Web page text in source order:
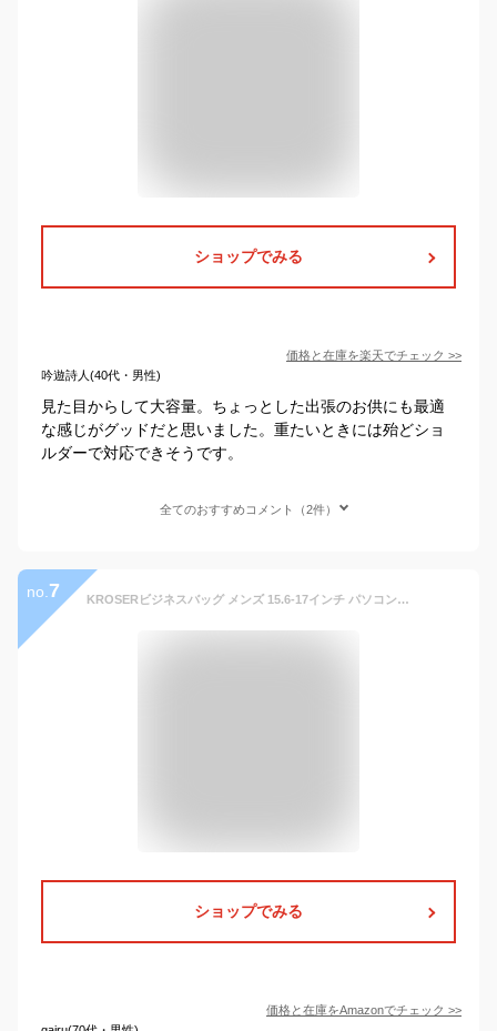
ショップでみる
価格と在庫を楽天でチェック >>
吟遊詩人(40代・男性)
見た目からして大容量。ちょっとした出張のお供にも最適
な感じがグッドだと思いました。重たいときには殆どショ
ルダーで対応できそうです。
全てのおすすめコメント（2件）
no. 7 KROSERビジネスバッグ メンズ 15.6-17インチ パソコンバッグ PCバッグ PCカバン 大容量バッグ マチ拡張可能 斜め掛けバッグ ショルダーバッグ 大容量/出張/営業/ビジネス/通勤/通学/撥水 メンズ/レディース -ブラック
ショップでみる
価格と在庫をAmazonでチェック >>